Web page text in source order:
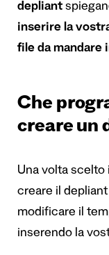
depliant
inserire la
file da mandare
Che
creare un
Una volta
creare il
modificare il
inserendo la